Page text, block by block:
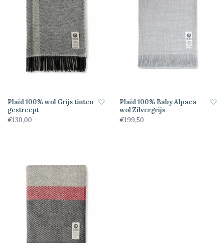
Plaid 100% wol Grijs tinten
gestreept
€130,00
Plaid 100% Baby Alpaca
wol Zilvergrijs
€199,50